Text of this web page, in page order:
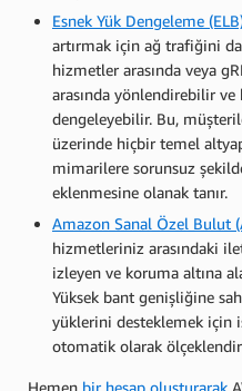
Esnek Yük Dengeleme
artırmak için ağ trafiğini
hizmetler arasında veya
arasında yönlendirebilir ve
dengeleyebilir. Bu,
üzerinde hiçbir temel
mimarilere sorunsuz
eklenmesine olanak tanır.
Amazon Sanal Özel Bulut
hizmetleriniz arasındaki
izleyen ve koruma altına
Yüksek bant genişliğine
yüklerini desteklemek için
otomatik olarak
Hemen bir hesap oluşturarak